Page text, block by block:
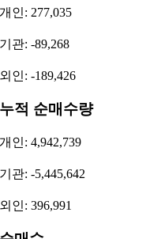
개인: 277,035
기관: -89,268
외인: -189,426
누적 순매수량
개인: 4,942,739
기관: -5,445,642
외인: 396,991